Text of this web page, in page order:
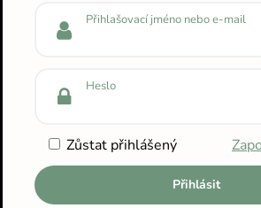
Přihlašovací jméno nebo e-mail
Heslo
Zůstat přihlášený
Přihlásit